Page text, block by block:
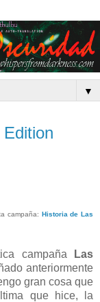
▼
campaña: Historia de Las
campaña
Las
anteriormente
gran cosa que
que hice, la